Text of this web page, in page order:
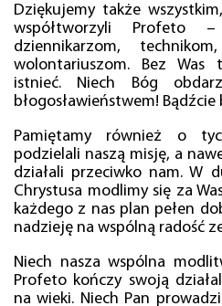
Dziękujemy także
współtworzyli Profeto
dziennikarzom,
wolontariuszom. Bez Was
istnieć. Niech Bóg
błogosławieństwem! Bądźcie
Pamiętamy również o
podzielali naszą misję, a
działali przeciwko nam. W
Chrystusa modlimy się za
każdego z nas plan pełen
nadzieję na wspólną radość
Niech nasza wspólna
Profeto kończy swoją
na wieki. Niech Pan